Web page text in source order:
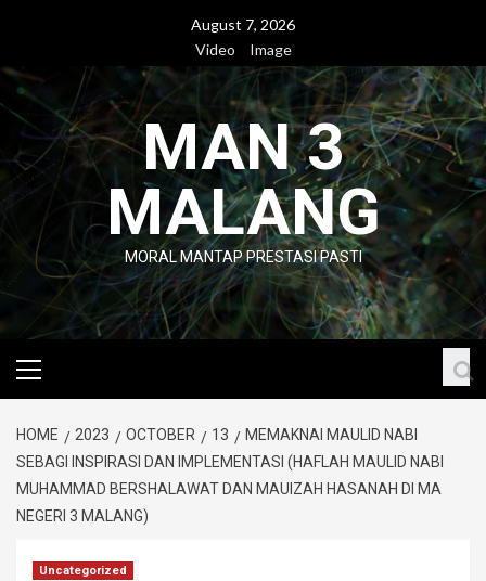
content
August 7, 2026
Video
Image
MAN 3
MALANG
MORAL MANTAP PRESTASI PASTI
Menu
HOME 2023 OCTOBER 13
MEMAKNAI MAULID NABI
SEBAGI INSPIRASI DAN IMPLEMENTASI (HAFLAH MAULID NABI
MUHAMMAD BERSHALAWAT DAN MAUIZAH HASANAH DI MA
NEGERI 3 MALANG)
Uncategorized